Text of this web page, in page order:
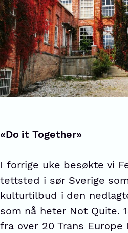
«Do it Together»
I forrige uke besøkte vi
tettsted i sør Sverige
kulturtilbud i den
som nå heter Not Quite.
fra over 20 Trans Europe